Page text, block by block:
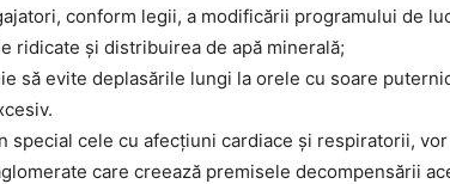
conform legii, a modificării programului de
ridicate și distribuirea de apă minerală;
să evite deplasările lungi la orele cu soare
special cele cu afecțiuni cardiace și respiratorii,
care creează premisele decompensării